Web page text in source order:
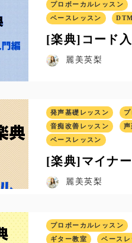
プロボーカルレッスン
ベースレッスン
[楽典]コード
麗美英梨
発声基礎レッスン
音痴改善レッスン
声
ベースレッスン
[楽典]マイナ
麗美英梨
プロボーカルレッスン
ギター教室
ベースレ